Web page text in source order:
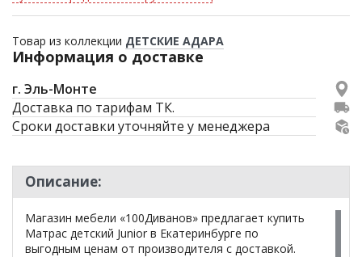
Товар из коллекции ДЕТСКИЕ АДАРА
Информация о доставке
г. Эль-Монте
Доставка по тарифам ТК.
Сроки доставки уточняйте у менеджера
Описание:
Магазин мебели «100Диванов» предлагает купить
Матрас детский Junior в Екатеринбурге по
выгодным ценам от производителя с доставкой.